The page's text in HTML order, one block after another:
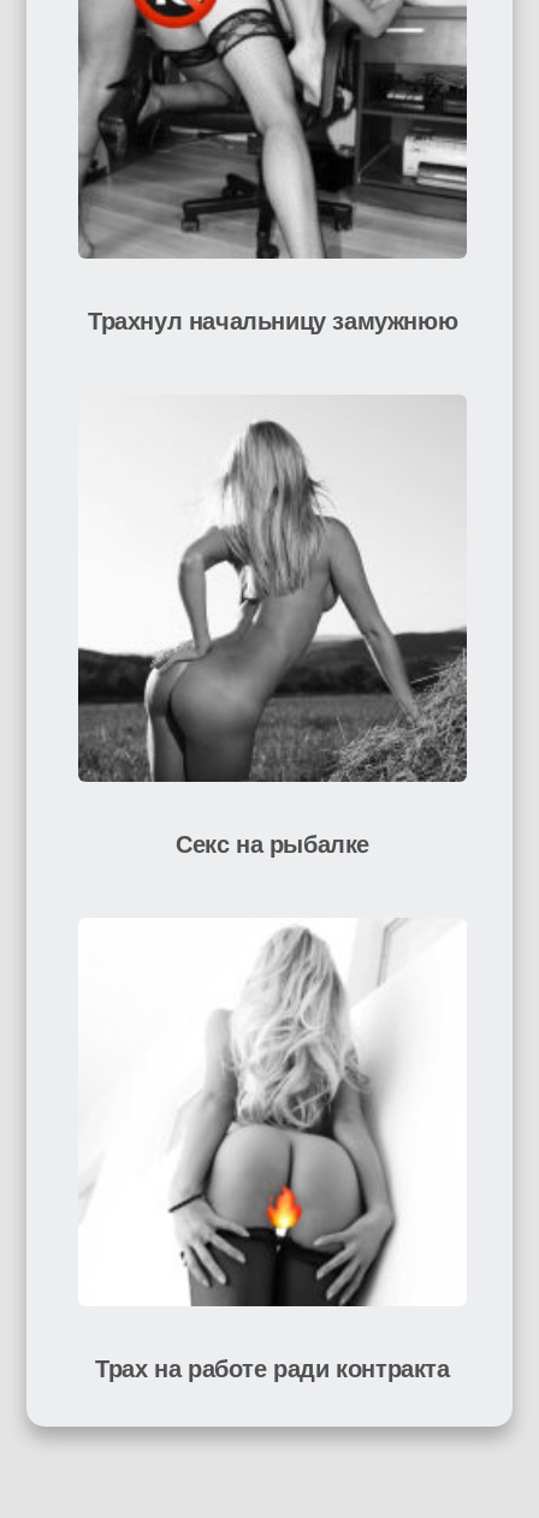
Трахнул начальницу замужнюю
Секс на рыбалке
Трах на работе ради контракта